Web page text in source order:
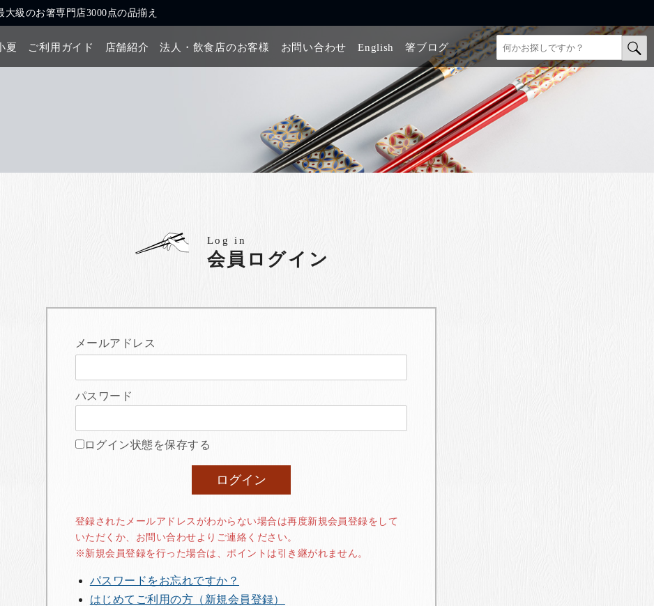
大級のお箸専門店3000点の品揃え
夏 ご利用ガイド 店舗紹介 法人・飲食店のお客様 お問い合わせ English 箸ブログ
Log in
会員ログイン
メールアドレス
パスワード
ログイン状態を保存する
登録されたメールアドレスがわからない場合は再度新規会員登録をして
いただくか、お問い合わせよりご連絡ください。
※新規会員登録を行った場合は、ポイントは引き継がれません。
パスワードをお忘れですか？
はじめてご利用の方（新規会員登録）